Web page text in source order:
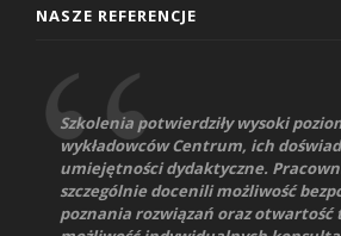
NASZE REFERENCJE
Szkolenia potwierdziły wysoki
wykładowców Centrum, ich
umiejętności dydaktyczne.
szczególnie docenili możliwość
poznania rozwiązań oraz